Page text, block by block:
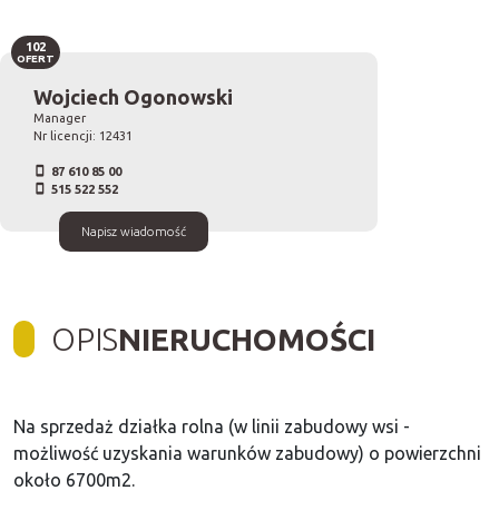
Wojciech Ogonowski
Manager
Nr licencji: 12431
87 610 85 00
515 522 552
Napisz wiadomość
102
OFERT
OPISNIERUCHOMOŚCI
Na sprzedaż działka rolna (w linii zabudowy wsi -
możliwość uzyskania warunków zabudowy) o powierzchni
około 6700m2.